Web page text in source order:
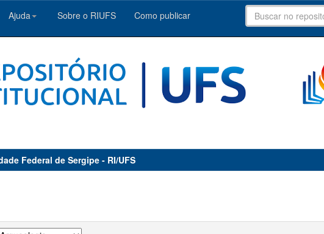
Ajuda Sobre o RIUFS Como publicar
Federal de Sergipe - RI/UFS